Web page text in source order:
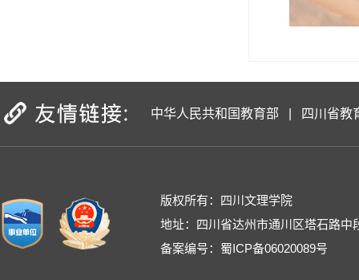
中华人民共和国教育部 四川省教
版权所有：四川文理学院
地址：四川省达州市通川区塔石路中
备案编号：蜀ICP备06020089号